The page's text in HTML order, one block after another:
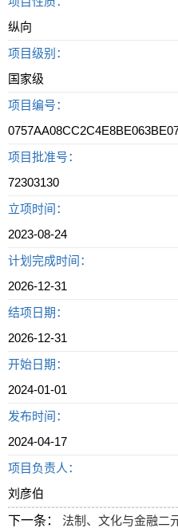
纵向
项目级别：
国家级
项目编号：
项目批准号：
72303130
立项时间：
2023-08-24
计划完成时间：
2026-12-31
结项日期：
2026-12-31
开始日期：
2024-01-01
发布时间：
2024-04-17
项目负责人：
刘彦伯
下一条：
法制、文化与金融二